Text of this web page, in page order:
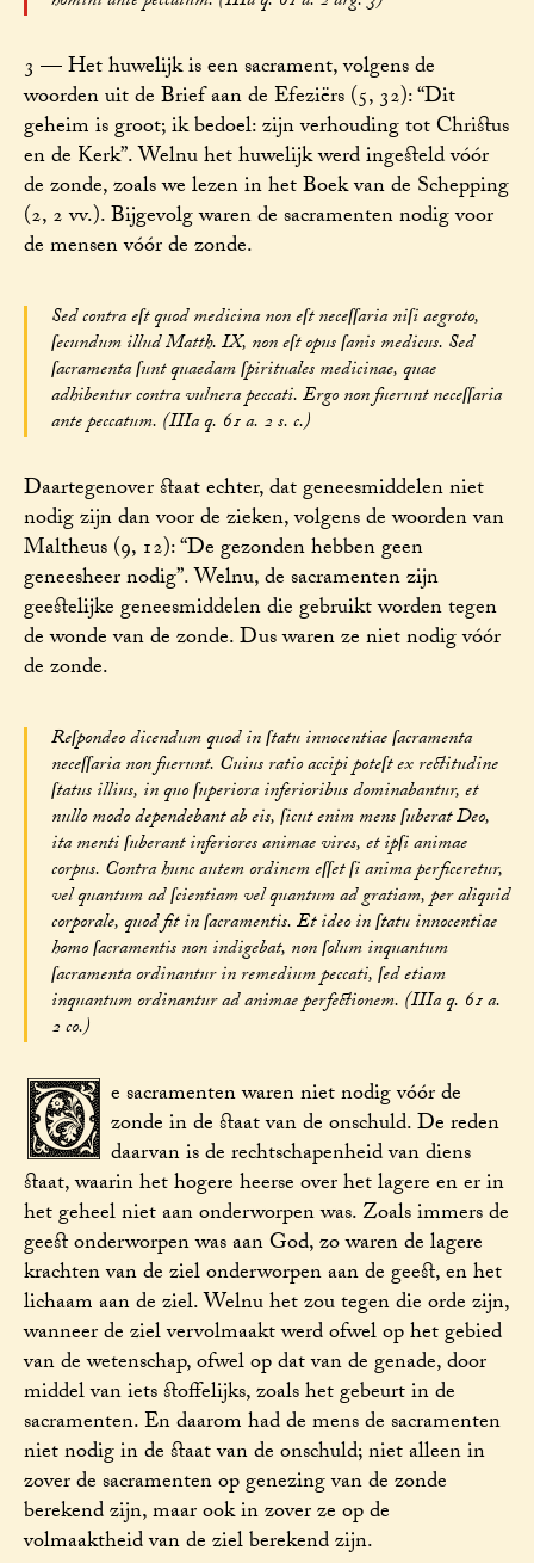
3 — Het huwelijk is een sacrament, volgens de
woorden uit de Brief aan de Efeziërs (5, 32): “Dit
geheim is groot; ik bedoel: zijn verhouding tot Christus
en de Kerk”. Welnu het huwelijk werd ingesteld vóór
de zonde, zoals we lezen in het Boek van de Schepping
(2, 2 vv.). Bijgevolg waren de sacramenten nodig voor
de mensen vóór de zonde.
Sed contra eſt quod medicina non eſt neceſſaria niſi aegroto,
ſecundum illud Matth. IX, non eſt opus ſanis medicus. Sed
ſacramenta ſunt quaedam ſpirituales medicinae, quae
adhibentur contra vulnera peccati. Ergo non fuerunt neceſſaria
ante peccatum. (IIIa q. 61 a. 2 s. c.)
Daartegenover staat echter, dat geneesmiddelen niet
nodig zijn dan voor de zieken, volgens de woorden van
Maltheus (9, 12): “De gezonden hebben geen
geneesheer nodig”. Welnu, de sacramenten zijn
geestelijke geneesmiddelen die gebruikt worden tegen
de wonde van de zonde. Dus waren ze niet nodig vóór
de zonde.
Reſpondeo dicendum quod in ſtatu innocentiae ſacramenta
neceſſaria non fuerunt. Cuius ratio accipi poteſt ex rectitudine
ſtatus illius, in quo ſuperiora inferioribus dominabantur, et
nullo modo dependebant ab eis, ſicut enim mens ſuberat Deo,
ita menti ſuberant inferiores animae vires, et ipſi animae
corpus. Contra hunc autem ordinem eſſet ſi anima perficeretur,
vel quantum ad ſcientiam vel quantum ad gratiam, per aliquid
corporale, quod fit in ſacramentis. Et ideo in ſtatu innocentiae
homo ſacramentis non indigebat, non ſolum inquantum
ſacramenta ordinantur in remedium peccati, ſed etiam
inquantum ordinantur ad animae perfectionem. (IIIa q. 61 a.
2 co.)
D e sacramenten waren niet nodig vóór de
zonde in de staat van de onschuld. De reden
daarvan is de rechtschapenheid van diens
staat, waarin het hogere heerse over het lagere en er in
het geheel niet aan onderworpen was. Zoals immers de
geest onderworpen was aan God, zo waren de lagere
krachten van de ziel onderworpen aan de geest, en het
lichaam aan de ziel. Welnu het zou tegen die orde zijn,
wanneer de ziel vervolmaakt werd ofwel op het gebied
van de wetenschap, ofwel op dat van de genade, door
middel van iets stoffelijks, zoals het gebeurt in de
sacramenten. En daarom had de mens de sacramenten
niet nodig in de staat van de onschuld; niet alleen in
zover de sacramenten op genezing van de zonde
berekend zijn, maar ook in zover ze op de
volmaaktheid van de ziel berekend zijn.